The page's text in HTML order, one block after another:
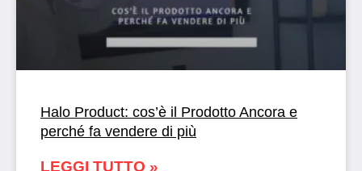
Halo Product: cos’è il Prodotto Ancora e
perché fa vendere di più
LEGGI TUTTO »